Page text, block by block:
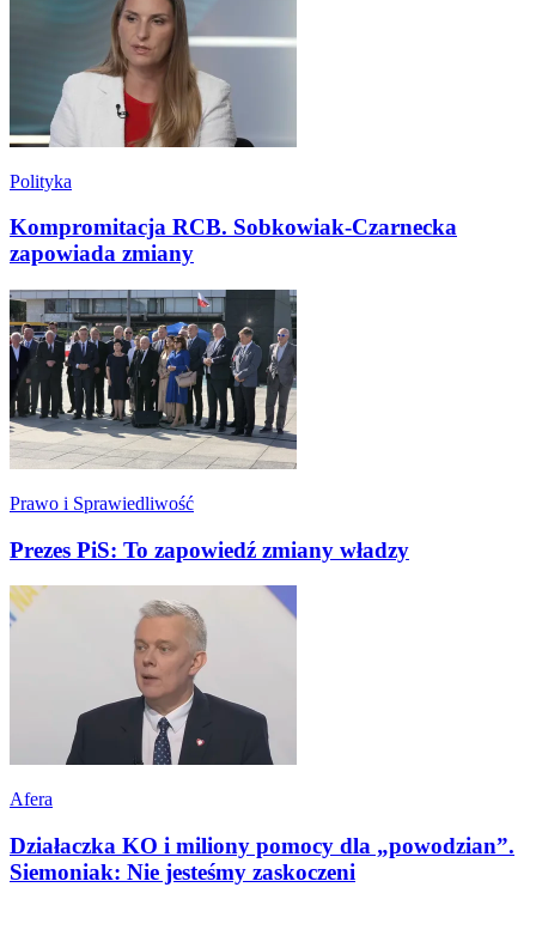
Polityka
Kompromitacja RCB. Sobkowiak-Czarnecka
zapowiada zmiany
Prawo i Sprawiedliwość
Prezes PiS: To zapowiedź zmiany władzy
Afera
Działaczka KO i miliony pomocy dla „powodzian”.
Siemoniak: Nie jesteśmy zaskoczeni